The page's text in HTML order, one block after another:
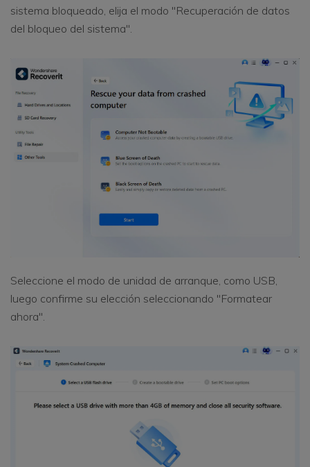
sistema bloqueado, elija el modo "Recuperación de datos
del bloqueo del sistema".
Seleccione el modo de unidad de arranque, como USB,
luego confirme su elección seleccionando "Formatear
ahora".